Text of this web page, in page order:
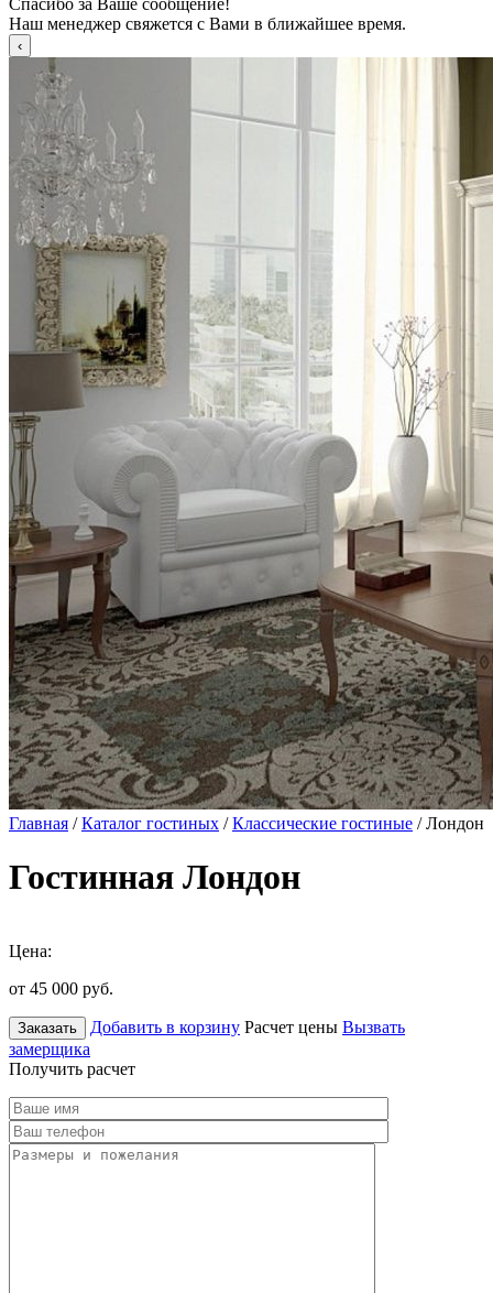
Спасибо за Ваше сообщение!
Наш менеджер свяжется с Вами в ближайшее время.
Главная /Каталог гостиных /Классические гостиные / Лондон
Гостинная Лондон
Цена:
от 45 000 руб.
Заказать Добавить в корзину Расчет цены Вызвать
замерщика
Получить расчет